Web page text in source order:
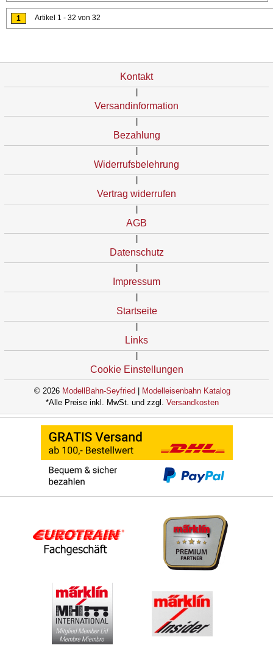
1 Artikel 1 - 32 von 32
Kontakt
Versandinformation
Bezahlung
Widerrufsbelehrung
Vertrag widerrufen
AGB
Datenschutz
Impressum
Startseite
Links
Cookie Einstellungen
© 2026 ModellBahn-Seyfried
Modelleisenbahn Katalog
*Alle Preise inkl. MwSt. und zzgl. Versandkosten